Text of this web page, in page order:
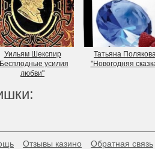
Уильям Шекспир
усилия
любви"
Татьяна
"Новогодняя
Отзывы казино Обратная связь